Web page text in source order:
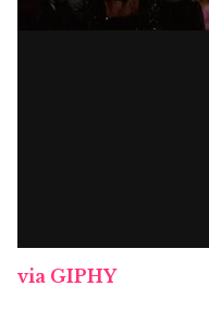
via GIPHY